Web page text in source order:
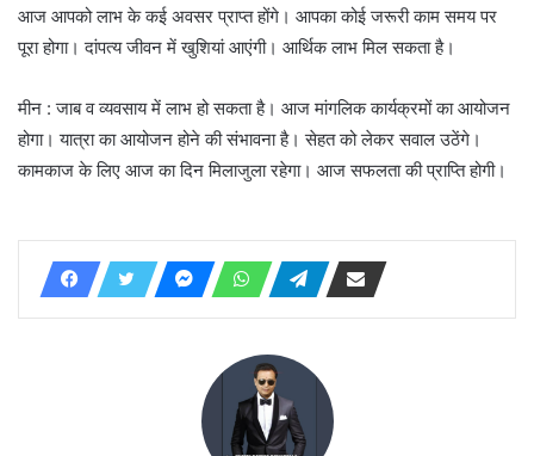
आज आपको लाभ के कई अवसर प्राप्त होंगे। आपका कोई जरूरी काम समय पर
पूरा होगा। दांपत्य जीवन में खुशियां आएंगी। आर्थिक लाभ मिल सकता है।
मीन : जाब व व्यवसाय में लाभ हो सकता है। आज मांगलिक कार्यक्रमों का आयोजन
होगा। यात्रा का आयोजन होने की संभावना है। सेहत को लेकर सवाल उठेंगे।
कामकाज के लिए आज का दिन मिलाजुला रहेगा। आज सफलता की प्राप्ति होगी।